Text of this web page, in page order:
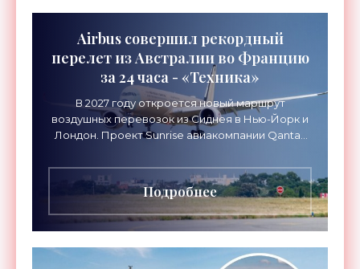
Airbus совершил рекордный
перелет из Австралии во Францию
за 24 часа - «Техника»
В 2027 году откроется новый маршрут
воздушных перевозок из Сиднея в Нью-Йорк и
Лондон. Проект Sunrise авиакомпании Qantas
длительностью до 24
Подробнее